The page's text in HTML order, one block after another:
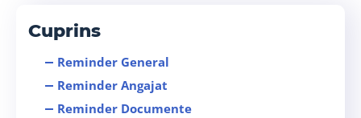
Cuprins
Reminder General
Reminder Angajat
Reminder Documente